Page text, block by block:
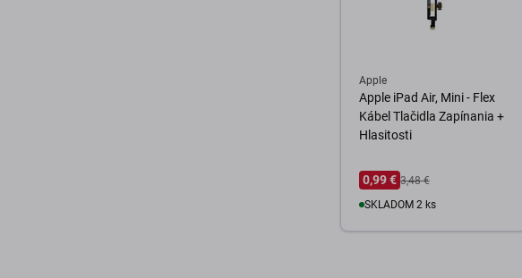
Apple
Apple iPad Air, Mini - Flex
Kábel Tlačidla Zapínania +
Hlasitosti
0,99 € 3,48 €
SKLADOM 2 ks